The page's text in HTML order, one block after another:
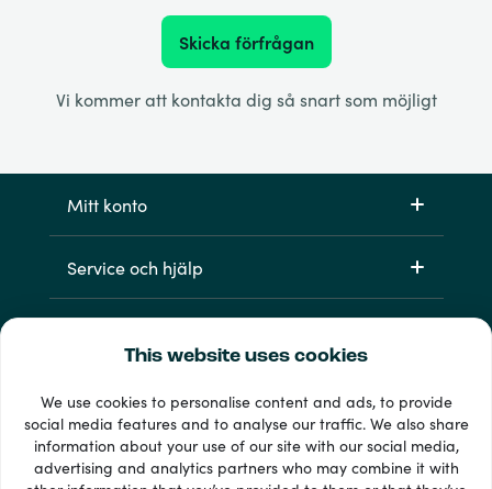
This website uses cookies
We use cookies to personalise content and ads, to provide
social media features and to analyse our traffic. We also share
information about your use of our site with our social media,
advertising and analytics partners who may combine it with
Skicka förfrågan
Vi kommer att kontakta dig så snart som möjligt
Mitt konto
Service och hjälp